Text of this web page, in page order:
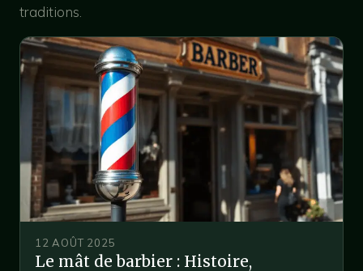
traditions.
12 AOÛT 2025
Le mât de barbier : Histoire,